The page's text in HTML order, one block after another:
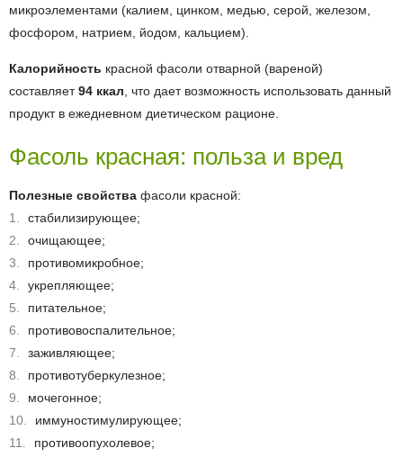
микроэлементами (калием, цинком, медью, серой, железом,
фосфором, натрием, йодом, кальцием).
Калорийность красной фасоли отварной (вареной)
составляет94 ккал , что дает возможность использовать данный
продукт в ежедневном диетическом рационе.
Фасоль красная: польза и вред
Полезные свойства фасоли красной:
стабилизирующее;
очищающее;
противомикробное;
укрепляющее;
питательное;
противовоспалительное;
заживляющее;
противотуберкулезное;
мочегонное;
иммуностимулирующее;
противоопухолевое;